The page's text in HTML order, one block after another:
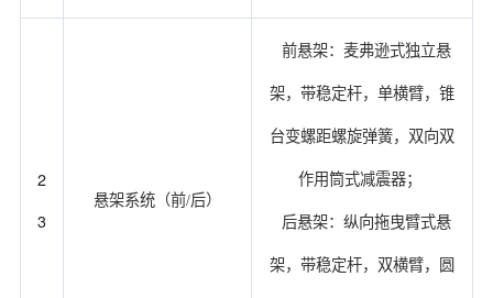
2
3
悬架系统（前/后）
前悬架：麦弗逊式独立悬
架，带稳定杆，单横臂，锥
台变螺距螺旋弹簧，双向双
作用筒式减震器；
后悬架：纵向拖曳臂式悬
架，带稳定杆，双横臂，圆